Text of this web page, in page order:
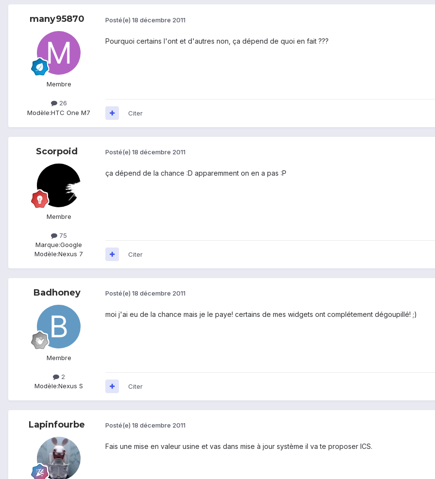
many95870
Membre
26
Modèle:HTC One M7
Posté(e) 18 décembre 2011
Pourquoi certains l'ont et d'autres non, ça dépend de quoi en fait ???
Citer
Scorpoid
Membre
75
Marque:Google
Modèle:Nexus 7
Posté(e) 18 décembre 2011
ça dépend de la chance :D apparemment on en a pas :P
Citer
Badhoney
Membre
2
Modèle:Nexus S
Posté(e) 18 décembre 2011
moi j'ai eu de la chance mais je le paye! certains de mes widgets ont complétement dégoupillé! ;)
Citer
Lapinfourbe Posté(e) 18 décembre 2011
Fais une mise en valeur usine et vas dans mise à jour système il va te proposer ICS.